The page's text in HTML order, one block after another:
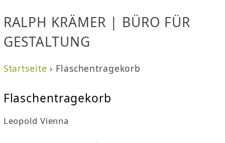
RALPH KRÄMER | BÜRO FÜR
GESTALTUNG
i
e
Startseite › Flaschentragekorb
Flaschentragekorb
Leopold Vienna